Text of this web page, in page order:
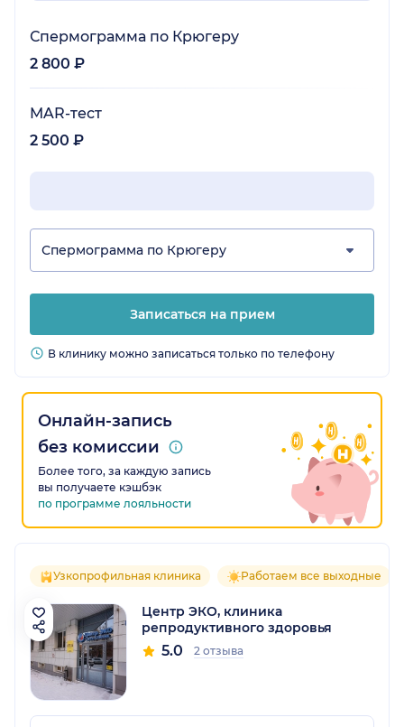
Спермограмма по Крюгеру
2 800 ₽
MAR-тест
2 500 ₽
Спермограмма по Крюгеру
Записаться на прием
В клинику можно записаться только по телефону
Онлайн-запись
без комиссии
Более того, за каждую запись
вы получаете кэшбэк
по программе лояльности
Узкопрофильная клиника Работаем все выходные
Центр ЭКО, клиника
репродуктивного здоровья
5.0 2 отзыва